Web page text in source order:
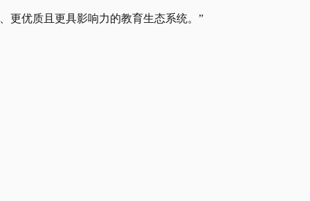
更优质且更具影响力的教育生态系统。”